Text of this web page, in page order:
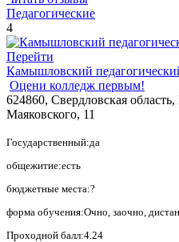
Педагогические
4
Перейти
Камышловский
Оцени колледж первым!
624860, Свердловская
Маяковского, 11
Государственный:да
общежитие:есть
бюджетные места:?
форма обучения:Очно, заочно,
Проходной балл:4.24